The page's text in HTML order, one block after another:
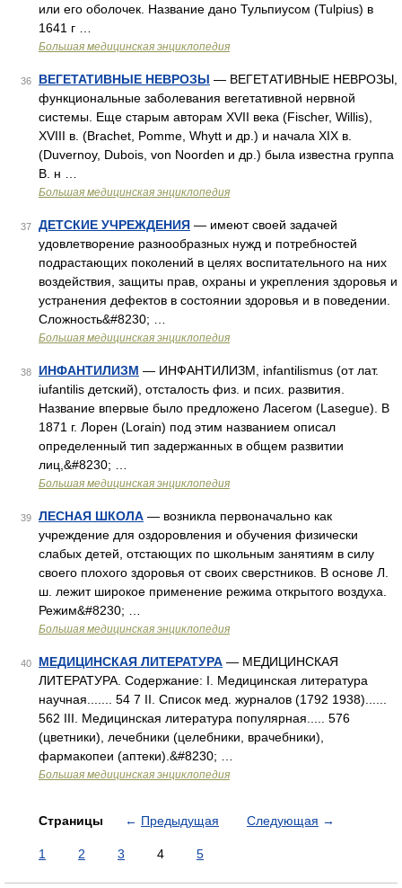
или его оболочек. Название дано Тульпиусом (Tulpius) в
1641 г …
Большая медицинская энциклопедия
36 ВЕГЕТАТИВНЫЕ НЕВРОЗЫ — ВЕГЕТАТИВНЫЕ НЕВРОЗЫ,
функциональные заболевания вегетативной нервной
системы. Еще старым авторам XVII века (Fischer, Willis),
XVIII в. (Brachet, Pomme, Whytt и др.) и начала XIX в.
(Duvernoy, Dubois, von Noorden и др.) была известна группа
В. н …
Большая медицинская энциклопедия
37 ДЕТСКИЕ УЧРЕЖДЕНИЯ — имеют своей задачей
удовлетворение разнообразных нужд и потребностей
подрастающих поколений в целях воспитательного на них
воздействия, защиты прав, охраны и укрепления здоровья и
устранения дефектов в состоянии здоровья и в поведении.
Сложность&#8230; …
Большая медицинская энциклопедия
38 ИНФАНТИЛИЗМ — ИНФАНТИЛИЗМ, infantilismus (от лат.
iufantilis детский), отсталость физ. и псих. развития.
Название впервые было предложено Ласегом (Lasegue). В
1871 г. Лорен (Lorain) под этим названием описал
определенный тип задержанных в общем развитии
лиц,&#8230; …
Большая медицинская энциклопедия
39 ЛЕСНАЯ ШКОЛА — возникла первоначально как
учреждение для оздоровления и обучения физически
слабых детей, отстающих по школьным занятиям в силу
своего плохого здоровья от своих сверстников. В основе Л.
ш. лежит широкое применение режима открытого воздуха.
Режим&#8230; …
Большая медицинская энциклопедия
40 МЕДИЦИНСКАЯ ЛИТЕРАТУРА — МЕДИЦИНСКАЯ
ЛИТЕРАТУРА. Содержание: I. Медицинская литература
научная....... 54 7 II. Список мед. журналов (1792 1938)......
562 III. Медицинская литература популярная..... 576
(цветники), лечебники (целебники, врачебники),
фармакопеи (аптеки).&#8230; …
Большая медицинская энциклопедия
Страницы ← Предыдущая Следующая →
1 2 3 4 5